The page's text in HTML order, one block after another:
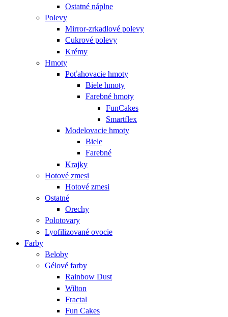
Ostatné náplne
Polevy
Mirror-zrkadlové polevy
Cukrové polevy
Krémy
Hmoty
Poťahovacie hmoty
Biele hmoty
Farebné hmoty
FunCakes
Smartflex
Modelovacie hmoty
Biele
Farebné
Krajky
Hotové zmesi
Hotové zmesi
Ostatné
Orechy
Polotovary
Lyofilizované ovocie
Farby
Beloby
Gélové farby
Rainbow Dust
Wilton
Fractal
Fun Cakes